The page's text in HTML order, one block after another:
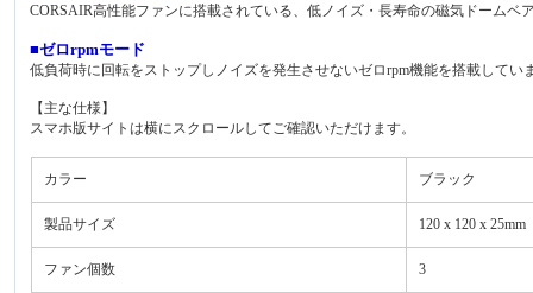
CORSAIR高性能ファンに搭載されている、低ノイズ・長寿命の磁気ドーム
■ゼロrpmモード
低負荷時に回転をストップしノイズを発生させないゼロrpm機能を搭載してい
【主な仕様】
スマホ版サイトは横にスクロールしてご確認いただけます。
カラー ブラック
製品サイズ 120 x 120 x 25mm
ファン個数 3